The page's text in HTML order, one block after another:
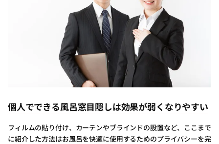
個人でできる風呂窓目隠しは効果が弱くなりやすい
フィルムの貼り付け、カーテンやブラインドの設置など、ここまで
に紹介した方法はお風呂を快適に使用するためのプライバシーを完